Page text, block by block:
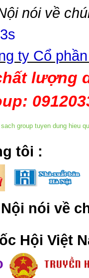
nói về
ty Cổ
lượng
group tuyen dung hieu
tôi :
nói về
Hội Việt